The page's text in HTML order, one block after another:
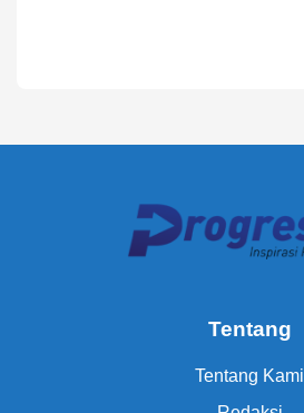
Tentang
Tentang Kami